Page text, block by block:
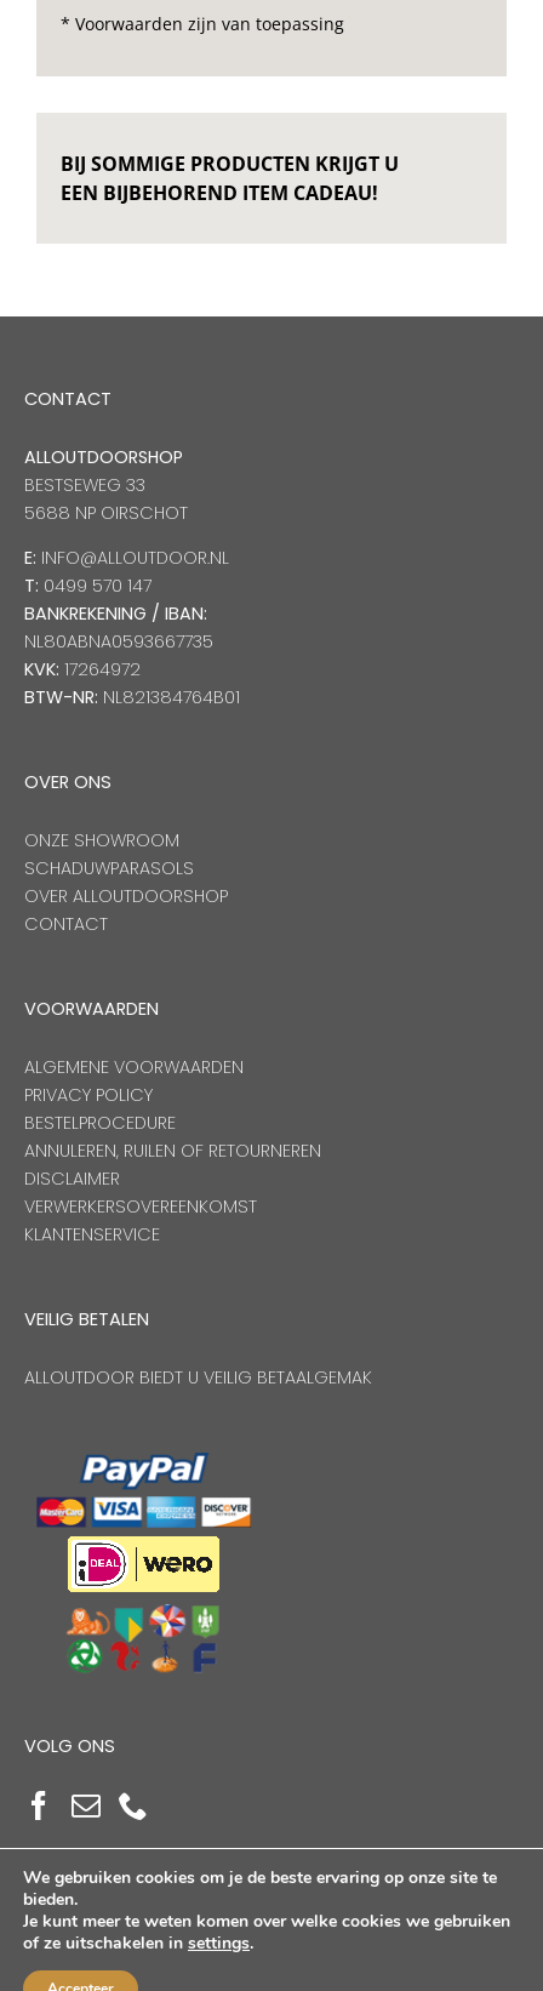
* Voorwaarden zijn van toepassing
BIJ SOMMIGE PRODUCTEN KRIJGT U
EEN BIJBEHOREND ITEM CADEAU!
CONTACT
ALLOUTDOORSHOP
BESTSEWEG 33
5688 NP OIRSCHOT
E: INFO@ALLOUTDOOR.NL
T: 0499 570 147
BANKREKENING / IBAN:
NL80ABNA0593667735
KVK: 17264972
BTW-NR: NL821384764B01
OVER ONS
ONZE SHOWROOM
SCHADUWPARASOLS
OVER ALLOUTDOORSHOP
CONTACT
VOORWAARDEN
ALGEMENE VOORWAARDEN
PRIVACY POLICY
BESTELPROCEDURE
ANNULEREN, RUILEN OF RETOURNEREN
DISCLAIMER
VERWERKERSOVEREENKOMST
KLANTENSERVICE
VEILIG BETALEN
ALLOUTDOOR BIEDT U VEILIG BETAALGEMAK
VOLG ONS
Copyright Alloutdoorshop © 2026. Alle Rechten
We gebruiken cookies om je de beste ervaring op onze site te
bieden.
Je kunt meer te weten komen over welke cookies we gebruiken
of ze uitschakelen in settings.